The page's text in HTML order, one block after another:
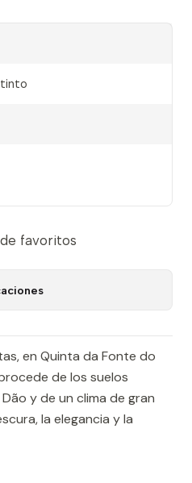
favoritos
en Quinta da Fonte do
de los suelos
y de un clima de gran
la elegancia y la